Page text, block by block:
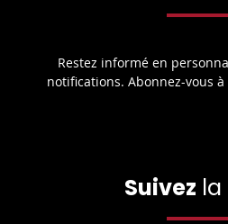
Restez informé en
notifications. Abonnez-vous
Suivez la